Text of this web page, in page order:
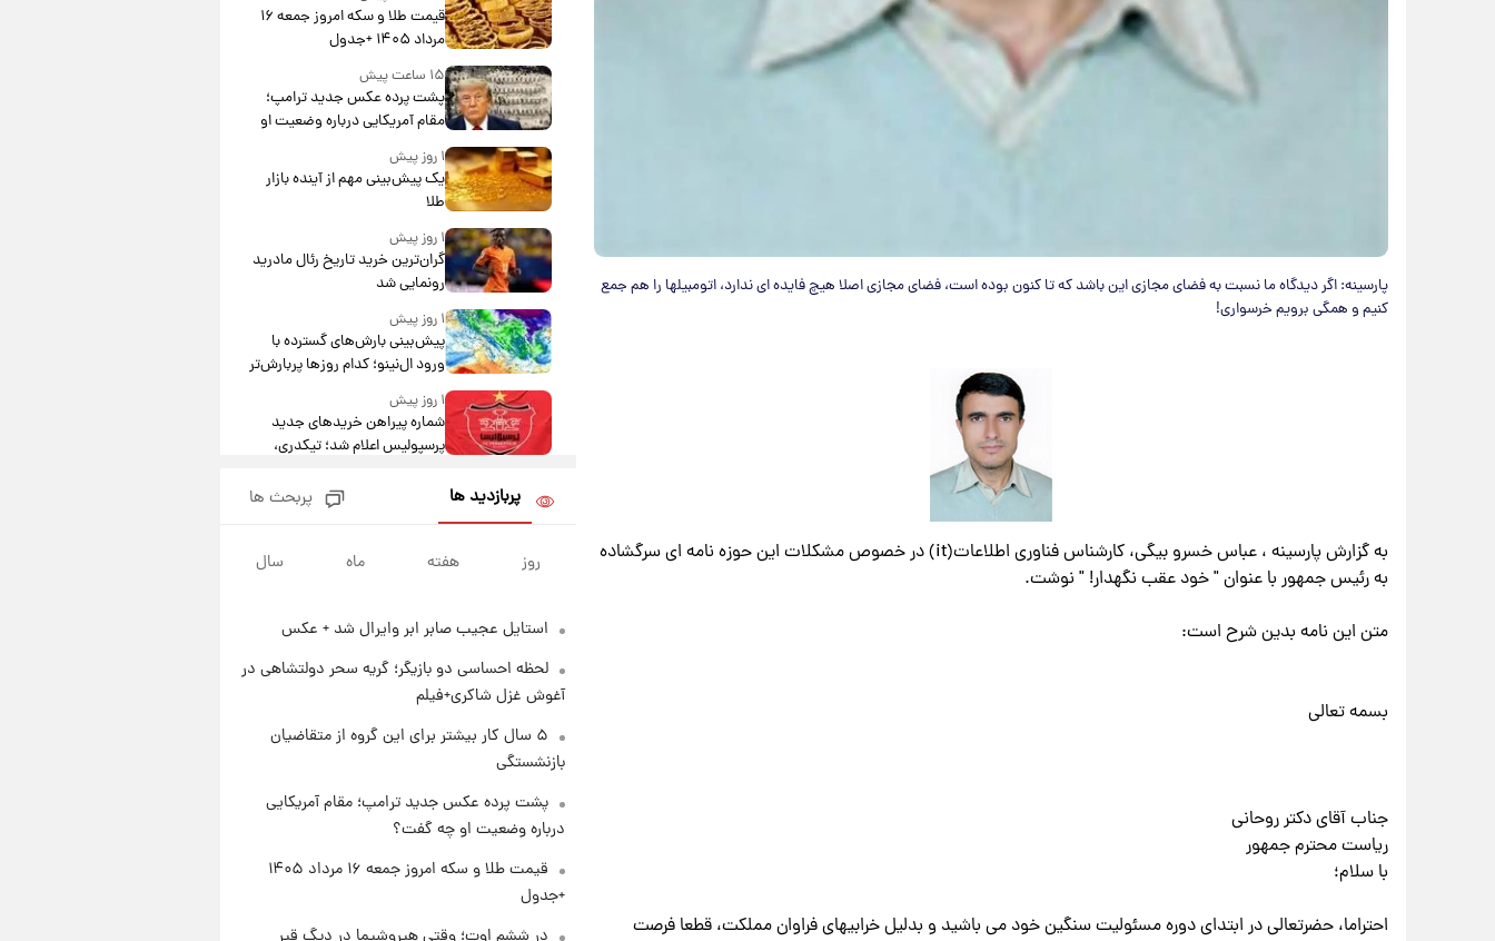
پارسینه: اگر دیدگاه ما نسبت به فضای مجازی این باشد که تا کنون بوده است، ‫فضای مجازی اصلا هیچ فایده ای ندارد‬، اتومبیلها را هم جمع
کنیم و ‫همگی برویم خرسواری!‬
به گزارش پارسینه ، عباس خسرو بیگی، کارشناس فناوری اطلاعات(it) در خصوص مشکلات این حوزه نامه ای سرگشاده
به رئیس جمهور با عنوان " خود عقب نگهدار! " نوشت.
متن این نامه بدین شرح است:
بسمه تعالی
جناب آقای دکتر روحانی
ریاست محترم جمهور
با سلام؛
احتراما، حضرتعالی در ابتدای دوره مسئولیت سنگین خود می باشید و بدلیل خرابیهای فراوان مملکت، قطعا فرصت
قیمت طلا و سکه امروز جمعه ۱۶
مرداد ۱۴۰۵ +جدول
۱۵ ساعت پیش
پشت پرده عکس جدید ترامپ؛
مقام آمریکایی درباره وضعیت او
چه گفت؟
۱ روز پیش
یک پیش‌بینی مهم از آینده بازار
طلا
۱ روز پیش
گران‌ترین خرید تاریخ رئال مادرید
رونمایی شد
۱ روز پیش
پیش‌بینی بارش‌های گسترده با
ورود ال‌نینو؛ کدام روزها پربارش‌تر
خواهند بود؟
۱ روز پیش
شماره پیراهن خریدهای جدید
پرسپولیس اعلام شد؛ تیکدری،
جزئیات فعال‌سازی «کیف پول
ایران» اعلام شد+فیلم
۱ روز پیش
۱۵ مرداد ۱۴۰۵ +جدول
قیمت طلا و سکه امروز پنجشنبه
۱۵ مرداد ۱۴۰۵
شارژ جدید کالابرگ برای سه
پربازدید ها پربحث ها
روز هفته ماه سال
استایل عجیب صابر ابر وایرال شد + عکس
لحظه احساسی دو بازیگر؛ گریه سحر دولتشاهی در
آغوش غزل شاکری+فیلم
۵ سال کار بیشتر برای این گروه از متقاضیان
بازنشستگی
پشت پرده عکس جدید ترامپ؛ مقام آمریکایی
درباره وضعیت او چه گفت؟
قیمت طلا و سکه امروز جمعه ۱۶ مرداد ۱۴۰۵
+جدول